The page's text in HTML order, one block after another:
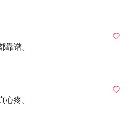
谱。
疼。